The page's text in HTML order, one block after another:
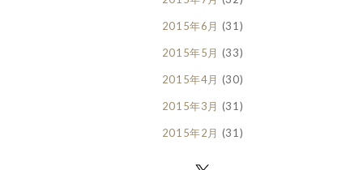
2015年6月 (31)
2015年5月 (33)
2015年4月 (30)
2015年3月 (31)
2015年2月 (31)